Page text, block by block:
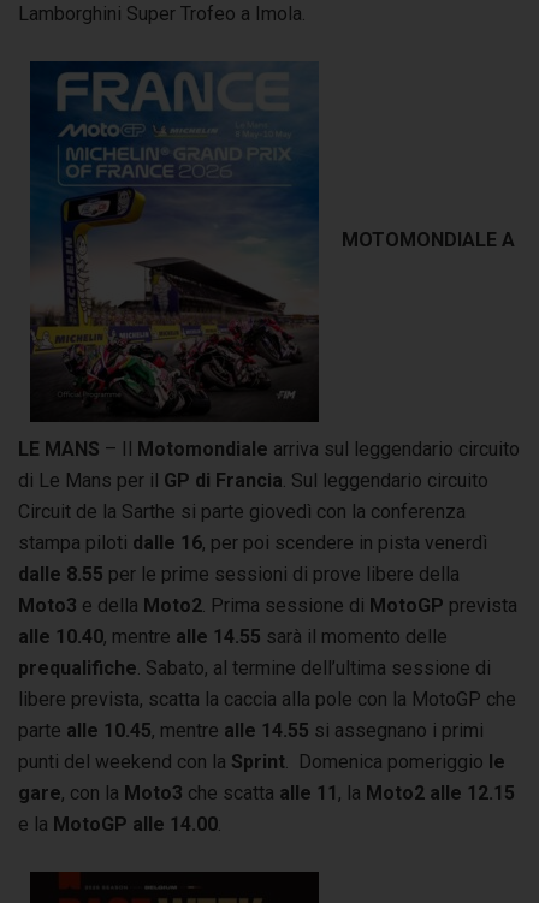
Lamborghini Super Trofeo a Imola.
MOTOMONDIALE A
LE MANS – Il Motomondiale arriva sul leggendario circuito
di Le Mans per il GP di Francia . Sul leggendario circuito
Circuit de la Sarthe si parte giovedì con la conferenza
stampa piloti dalle 16, per poi scendere in pista venerdì
dalle 8.55 per le prime sessioni di prove libere della
Moto3 e della Moto2 . Prima sessione di MotoGP prevista
alle 10.40, mentre alle 14.55 sarà il momento delle
prequalifiche . Sabato, al termine dell’ultima sessione di
libere prevista, scatta la caccia alla pole con la MotoGP che
parte alle 10.45, mentre alle 14.55 si assegnano i primi
punti del weekend con la Sprint . Domenica pomeriggio le
gare, con la Moto3 che scatta alle 11 , la Moto2 alle 12.15
e la MotoGP alle 14.00